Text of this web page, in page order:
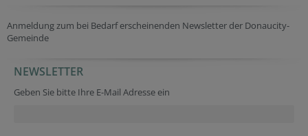
Anmeldung zum bei Bedarf erscheinenden Newsletter der Donaucity-
Gemeinde
NEWSLETTER
Geben Sie bitte Ihre E-Mail Adresse ein